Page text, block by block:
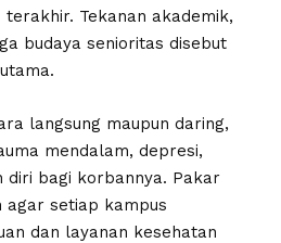
Tekanan akademik,
budaya senioritas disebut
langsung maupun daring,
mendalam, depresi,
diri bagi korbannya. Pakar
agar setiap kampus
dan layanan kesehatan